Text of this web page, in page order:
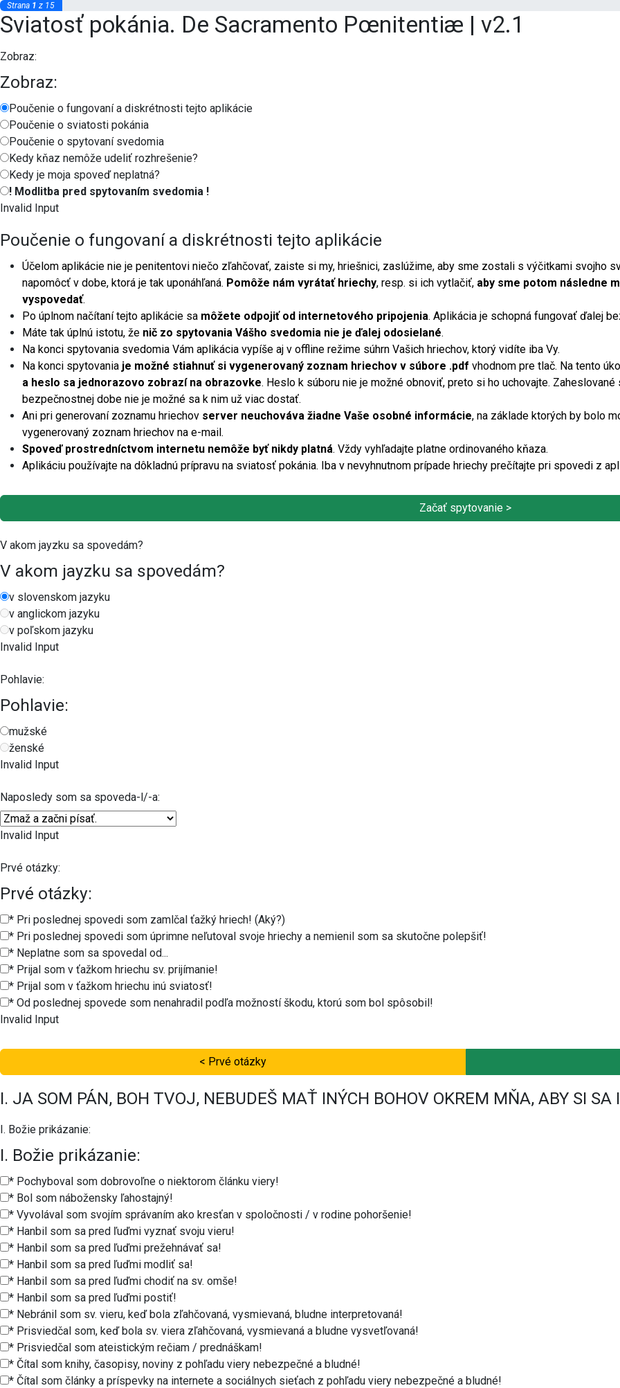
Strana 1 z 15
Sviatosť pokánia. De Sacramento Pœnitentiæ | v2.1
Zobraz:
Zobraz:
Poučenie o fungovaní a diskrétnosti tejto aplikácie
Poučenie o sviatosti pokánia
Poučenie o spytovaní svedomia
Kedy kňaz nemôže udeliť rozhrešenie?
Kedy je moja spoveď neplatná?
! Modlitba pred spytovaním svedomia !
Invalid Input
Poučenie o fungovaní a diskrétnosti tejto aplikácie
Účelom aplikácie nie je penitentovi niečo zľahčovať, zaiste si my, hriešnici, zaslúžime, aby sme zostali s výčitkami svojho
napomôcť v dobe, ktorá je tak uponáhľaná. Pomôže nám vyrátať hriechy, resp. si ich vytlačiť, aby sme potom následne
vyspovedať.
Po úplnom načítaní tejto aplikácie sa môžete odpojiť od internetového pripojenia. Aplikácia je schopná fungovať ďalej
Máte tak úplnú istotu, že nič zo spytovania Vášho svedomia nie je ďalej odosielané.
Na konci spytovania svedomia Vám aplikácia vypíše aj v offline režime súhrn Vašich hriechov, ktorý vidíte iba Vy.
Na konci spytovania je možné stiahnuť si vygenerovaný zoznam hriechov v súbore .pdf vhodnom pre tlač. Na tento
a heslo sa jednorazovo zobrazí na obrazovke. Heslo k súboru nie je možné obnoviť, preto si ho uchovajte.
bezpečnostnej dobe nie je možné sa k nim už viac dostať.
Ani pri generovaní zoznamu hriechov server neuchováva žiadne Vaše osobné informácie, na základe ktorých by bolo
vygenerovaný zoznam hriechov na e-mail.
Spoveď prostredníctvom internetu nemôže byť nikdy platná. Vždy vyhľadajte platne ordinovaného kňaza.
Aplikáciu používajte na dôkladnú prípravu na sviatosť pokánia. Iba v nevyhnutnom prípade hriechy prečítajte pri spovedi z
Začať spytovanie >
V akom jayzku sa spovedám?
V akom jayzku sa spovedám?
v slovenskom jazyku
v anglickom jazyku
v poľskom jazyku
Invalid Input
Pohlavie:
Pohlavie:
mužské
ženské
Invalid Input
Naposledy som sa spoveda-l/-a:
Invalid Input
Prvé otázky:
Prvé otázky:
* Pri poslednej spovedi som zamlčal ťažký hriech! (Aký?)
* Pri poslednej spovedi som úprimne neľutoval svoje hriechy a nemienil som sa skutočne polepšiť!
* Neplatne som sa spovedal od...
* Prijal som v ťažkom hriechu sv. prijímanie!
* Prijal som v ťažkom hriechu inú sviatosť!
* Od poslednej spovede som nenahradil podľa možností škodu, ktorú som bol spôsobil!
Invalid Input
< Prvé otázky
I. JA SOM PÁN, BOH TVOJ, NEBUDEŠ MAŤ INÝCH BOHOV OKREM MŇA, ABY SI
I. Božie prikázanie:
I. Božie prikázanie:
* Pochyboval som dobrovoľne o niektorom článku viery!
* Bol som nábožensky ľahostajný!
* Vyvolával som svojím správaním ako kresťan v spoločnosti / v rodine pohoršenie!
* Hanbil som sa pred ľuďmi vyznať svoju vieru!
* Hanbil som sa pred ľuďmi prežehnávať sa!
* Hanbil som sa pred ľuďmi modliť sa!
* Hanbil som sa pred ľuďmi chodiť na sv. omše!
* Hanbil som sa pred ľuďmi postiť!
* Nebránil som sv. vieru, keď bola zľahčovaná, vysmievaná, bludne interpretovaná!
* Prisviedčal som, keď bola sv. viera zľahčovaná, vysmievaná a bludne vysvetľovaná!
* Prisviedčal som ateistickým rečiam / prednáškam!
* Čítal som knihy, časopisy, noviny z pohľadu viery nebezpečné a bludné!
* Čítal som články a príspevky na internete a sociálnych sieťach z pohľadu viery nebezpečné a bludné!